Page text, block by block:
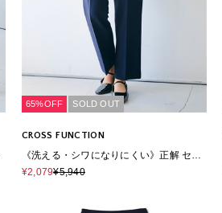
65%OFF SOLD OUT
CROSS FUNCTION
《洗える・シワになりにくい》正解 セン
タープレスストレートパンツ
¥2,079¥5,940